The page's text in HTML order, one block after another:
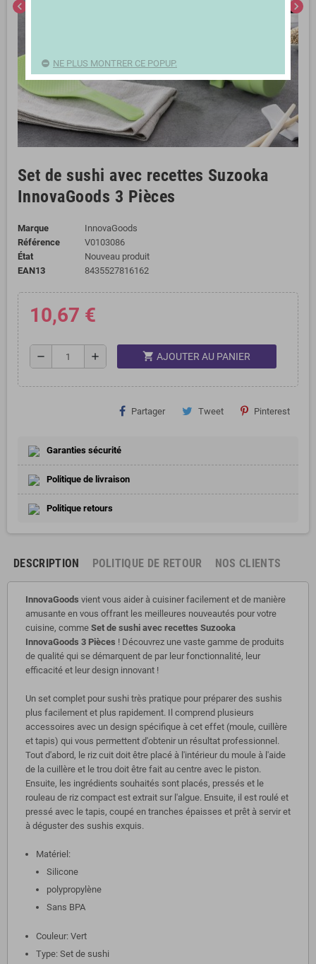
chevron_left chevron_right
Set de sushi avec recettes Suzooka
InnovaGoods 3 Pièces
Marque
InnovaGoods
Référence
V0103086
État
Nouveau produit
EAN13
8435527816162
10,67 €
remove add shopping_cart AJOUTER AU PANIER
Partager Tweet Pinterest
Garanties sécurité
Politique de livraison
Politique retours
DESCRIPTION POLITIQUE DE RETOUR NOS CLIENTS
InnovaGoods vient vous aider à cuisiner facilement et de manière
amusante en vous offrant les meilleures nouveautés pour votre
cuisine, comme Set de sushi avec recettes Suzooka
InnovaGoods 3 Pièces ! Découvrez une vaste gamme de produits
de qualité qui se démarquent de par leur fonctionnalité, leur
efficacité et leur design innovant !
Un set complet pour sushi très pratique pour préparer des sushis
plus facilement et plus rapidement. Il comprend plusieurs
accessoires avec un design spécifique à cet effet (moule, cuillère
et tapis) qui vous permettent d'obtenir un résultat professionnel.
Tout d'abord, le riz cuit doit être placé à l'intérieur du moule à l'aide
de la cuillère et le trou doit être fait au centre avec le piston.
Ensuite, les ingrédients souhaités sont placés, pressés et le
rouleau de riz compact est extrait sur l'algue. Ensuite, il est roulé et
pressé avec le tapis, coupé en tranches épaisses et prêt à servir et
à déguster des sushis exquis.
Matériel:
Silicone
polypropylène
Sans BPA
Couleur: Vert
Type: Set de sushi
NE PLUS MONTRER CE POPUP.